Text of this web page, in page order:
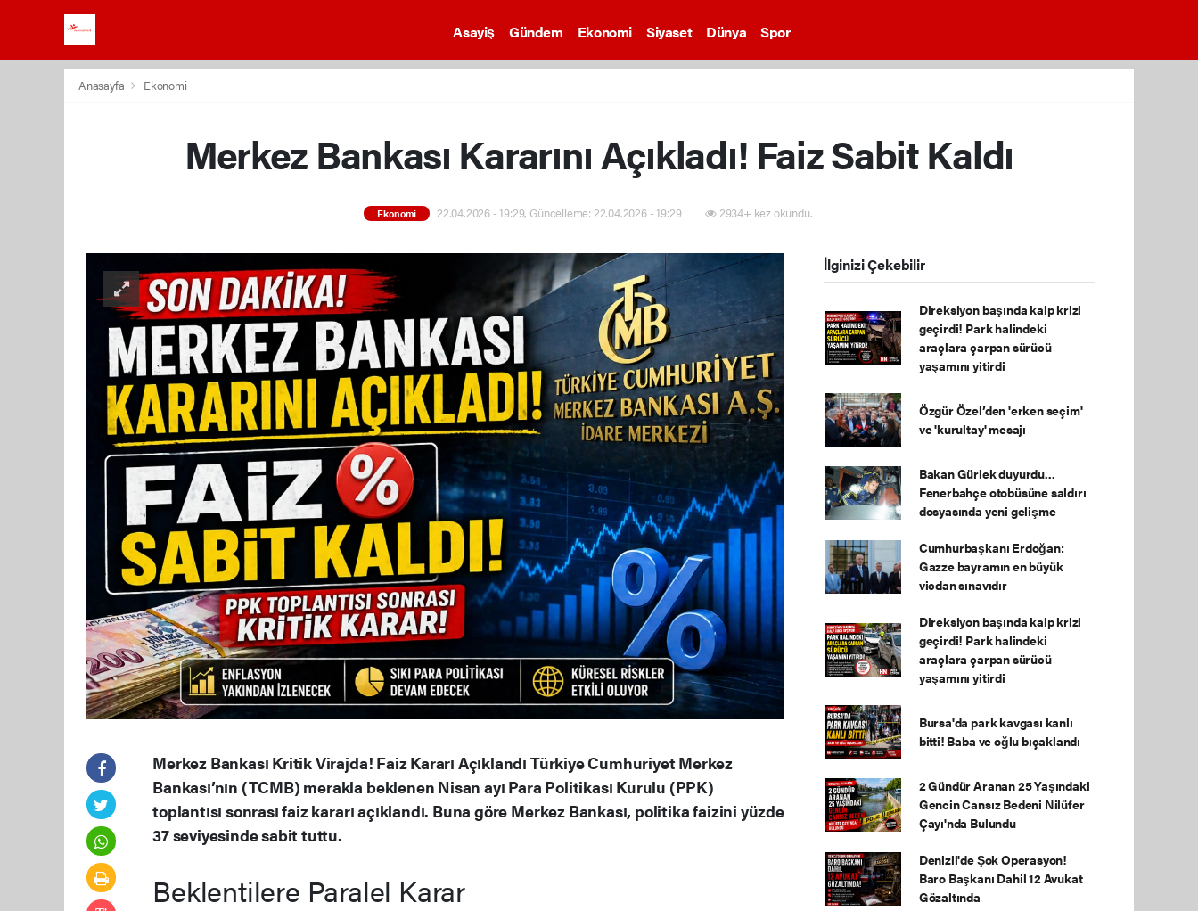
Asayiş Gündem Ekonomi Siyaset Dünya Spor
Anasayfa Ekonomi
Merkez Bankası Kararını Açıkladı! Faiz Sabit Kaldı
Ekonomi 22.04.2026 - 19:29, Güncelleme: 22.04.2026 - 19:29 2934+ kez okundu.
Merkez Bankası Kritik Virajda! Faiz Kararı Açıklandı Türkiye Cumhuriyet Merkez
Bankası’nın (TCMB) merakla beklenen Nisan ayı Para Politikası Kurulu (PPK)
toplantısı sonrası faiz kararı açıklandı. Buna göre Merkez Bankası, politika faizini yüzde
37 seviyesinde sabit tuttu.
Beklentilere Paralel Karar
İlginizi Çekebilir
Direksiyon başında kalp krizi
geçirdi! Park halindeki
araçlara çarpan sürücü
yaşamını yitirdi
Özgür Özel’den 'erken seçim'
ve 'kurultay' mesajı
Bakan Gürlek duyurdu...
Fenerbahçe otobüsüne saldırı
dosyasında yeni gelişme
Cumhurbaşkanı Erdoğan:
Gazze bayramın en büyük
vicdan sınavıdır
Direksiyon başında kalp krizi
geçirdi! Park halindeki
araçlara çarpan sürücü
yaşamını yitirdi
Bursa'da park kavgası kanlı
bitti! Baba ve oğlu bıçaklandı
2 Gündür Aranan 25 Yaşındaki
Gencin Cansız Bedeni Nilüfer
Çayı'nda Bulundu
Denizli'de Şok Operasyon!
Baro Başkanı Dahil 12 Avukat
Gözaltında